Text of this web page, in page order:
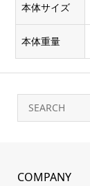
本体サイズ
本体重量
COMPANY